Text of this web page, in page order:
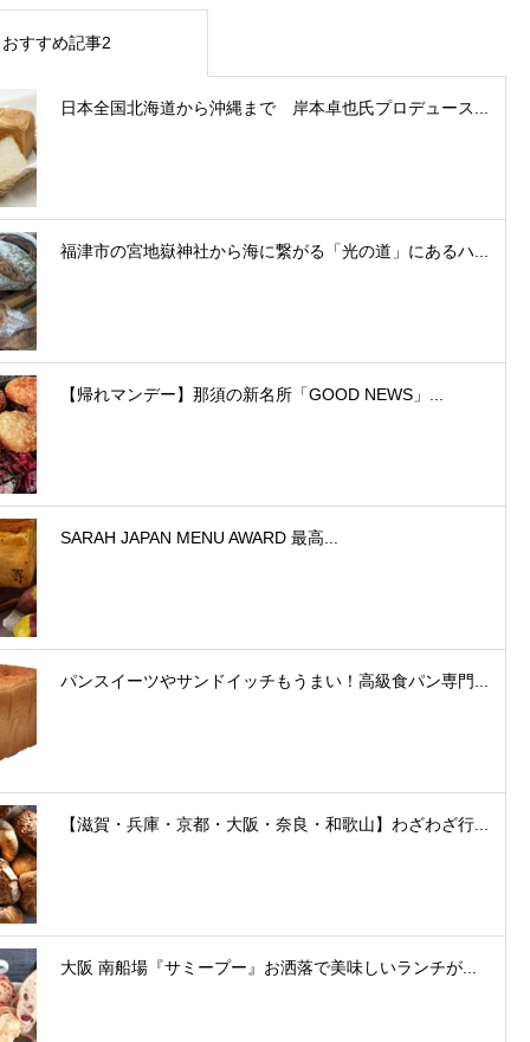
おすすめ記事2
日本全国北海道から沖縄まで 岸本卓也氏プロデュース...
福津市の宮地嶽神社から海に繋がる「光の道」にあるハ...
【帰れマンデー】那須の新名所「GOOD NEWS」...
SARAH JAPAN MENU AWARD 最高...
パンスイーツやサンドイッチもうまい！高級食パン専門...
【滋賀・兵庫・京都・大阪・奈良・和歌山】わざわざ行...
大阪 南船場『サミープー』お洒落で美味しいランチが...